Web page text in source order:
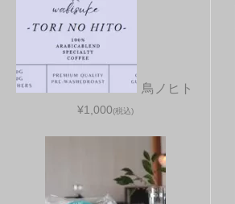
鳥ノヒト
¥1,000(税込)